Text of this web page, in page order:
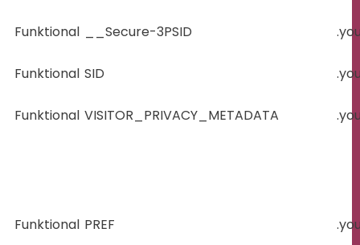
Funktional __Secure-3PSID
Funktional SID
Funktional VISITOR_PRIVACY_METADATA
Funktional PREF